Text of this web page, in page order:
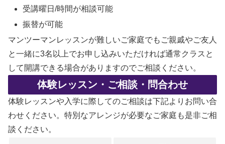
受講曜日/時間が相談可能
振替が可能
マンツーマンレッスンが難しいご家庭でもご親戚やご友人
と一緒に3名以上でお申し込みいただければ通常クラスと
して開講できる場合がありますのでご相談ください。
体験レッスン・ご相談・問合わせ
体験レッスンや入学に際してのご相談は下記よりお問い合
わせください。特別なアレンジが必要なご家庭も是非ご相
談ください。